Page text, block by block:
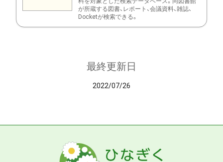
が所蔵する図書、レポート、会議資料、雑誌、
Docketが検索できる。
最終更新日
2022/07/26